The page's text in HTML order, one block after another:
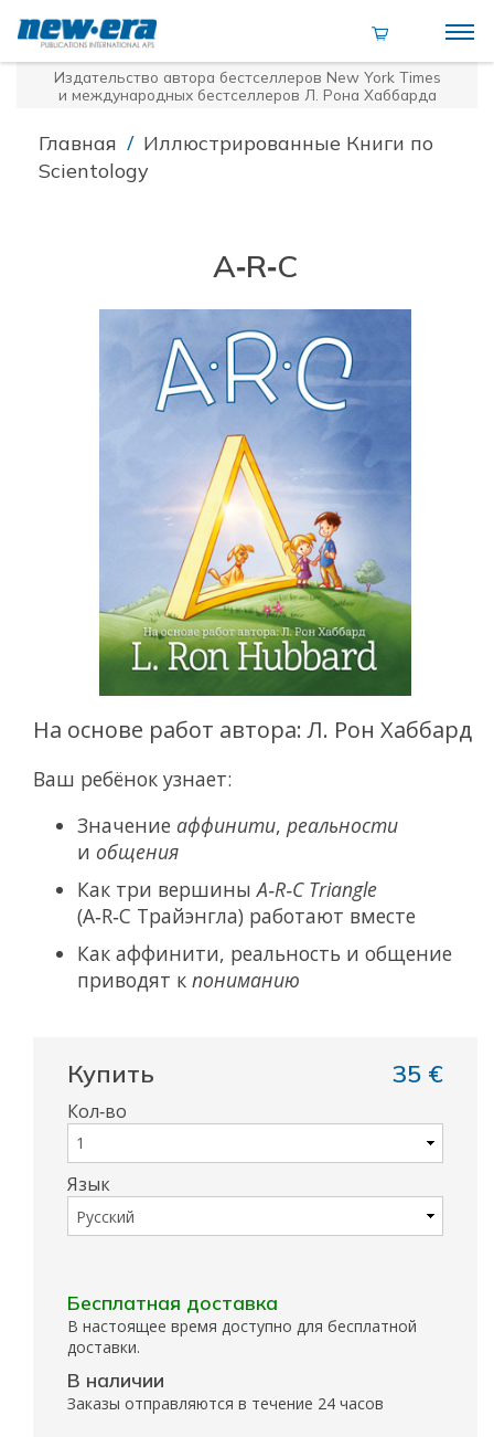
Издательство автора бестселлеров New York Times
и международных бестселлеров Л. Рона Хаббарда
Главная / Иллюстрированные Книги по
Scientology
A‑R‑C
На основе работ автора: Л. Рон Хаббард
Ваш ребёнок узнает:
Значение аффинити, реальности
и общения
Как три вершиныA‑R‑C Triangle
(A‑R‑C Трайэнгла) работают вместе
Как аффинити, реальность и общение
приводят к пониманию
Купить 35 €
Кол‑во
Язык
Бесплатная доставка
В настоящее время доступно для бесплатной
доставки.
В наличии
Заказы отправляются в течение 24 часов